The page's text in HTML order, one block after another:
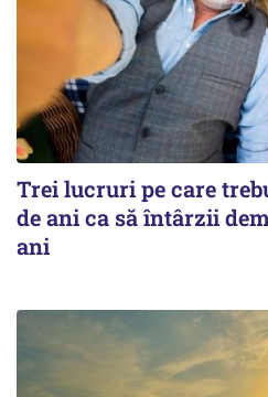
Trei lucruri pe care
de ani ca să întârzii
ani